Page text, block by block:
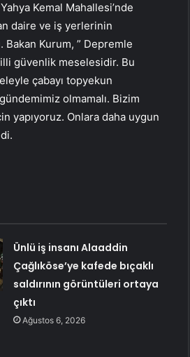
Kemal Mahallesi’nde
daire ve iş yerlerinin
Kurum, ” Depremle
güvenlik meselesidir. Bu
çabayı topyekun
olmamalı. Bizim
yapıyoruz. Onlara daha uygun
Ünlü iş insanı Alaaddin
Çağlıköse’ye kafede bıçaklı
saldırının görüntüleri ortaya
çıktı
Ağustos 6, 2026